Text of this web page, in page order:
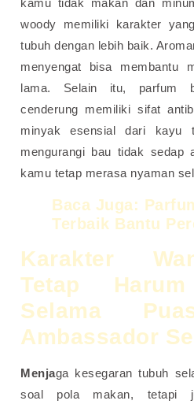
kamu tidak makan dan
woody memiliki karakter
tubuh dengan lebih baik.
menyengat bisa membantu
lama. Selain itu, parfum
cenderung memiliki sifat
minyak esensial dari kayu
mengurangi bau tidak sedap
kamu tetap merasa nyaman
Baca Juga:
Terbaik Bantu
Karakter
Tetap
Selama
Ambassador
Menjaga kesegaran tubuh
soal pola makan, tetapi